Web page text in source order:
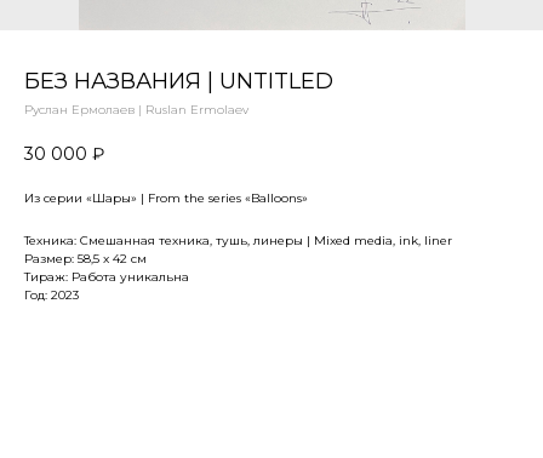
БЕЗ НАЗВАНИЯ | UNTITLED
Руслан Ермолаев | Ruslan Ermolaev
30 000 ₽
Из серии «Шары» | From the series «Balloons»
Техника: Смешанная техника, тушь, линеры | Mixed media, ink, liner
Размер: 58,5 x 42 см
Тираж: Работа уникальна
Год: 2023